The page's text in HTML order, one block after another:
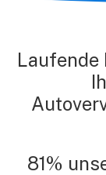
Laufende
81%